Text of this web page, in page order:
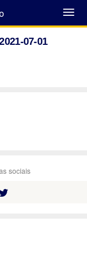
Abrir
Menu
07-01
sociais